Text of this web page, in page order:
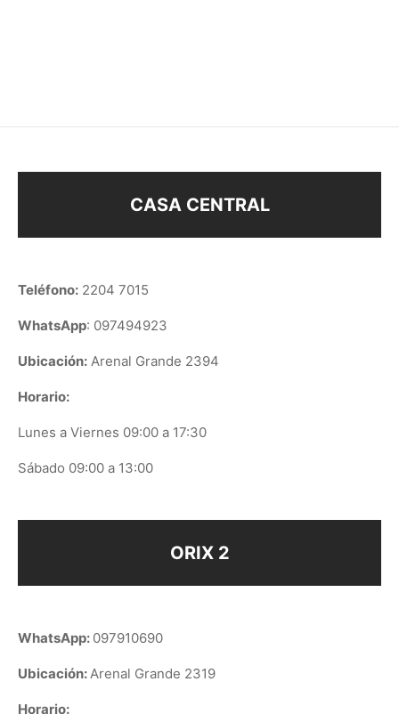
CASA CENTRAL
Teléfono: 2204 7015
WhatsApp: 097494923
Ubicación: Arenal Grande 2394
Horario:
Lunes a Viernes 09:00 a 17:30
Sábado 09:00 a 13:00
ORIX 2
WhatsApp: 097910690
Ubicación:Arenal Grande 2319
Horario: